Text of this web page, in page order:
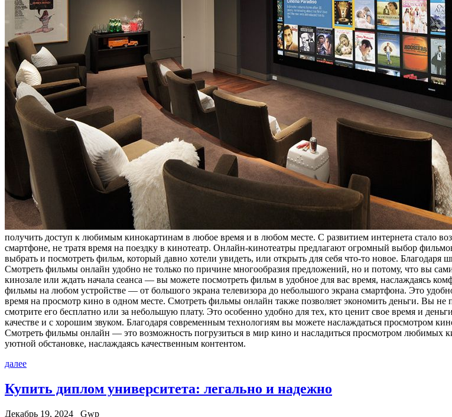
получить доступ к любимым кинокартинам в любое время и в любом месте. С развитием интернета стало
смартфоне, не тратя время на поездку в кинотеатр. Онлайн-кинотеатры предлагают огромный выбор
выбрать и посмотреть фильм, который давно хотели увидеть, или открыть для себя что-то новое.
Смотреть фильмы онлайн удобно не только по причине многообразия предложений, но и потому, что вы
кинозале или ждать начала сеанса — вы можете посмотреть фильм в удобное для вас время, наслаждаясь
фильмы на любом устройстве — от большого экрана телевизора до небольшого экрана смартфона. Это
время на просмотр кино в одном месте. Смотреть фильмы онлайн также позволяет экономить деньги. Вы не
смотрите его бесплатно или за небольшую плату. Это особенно удобно для тех, кто ценит свое время и
качестве и с хорошим звуком. Благодаря современным технологиям вы можете наслаждаться просмотром
Смотреть фильмы онлайн — это возможность погрузиться в мир кино и насладиться просмотром любимых
уютной обстановке, наслаждаясь качественным контентом.
далее
Купить диплом университета: легально и надежно
Декабрь 19, 2024 Gwp